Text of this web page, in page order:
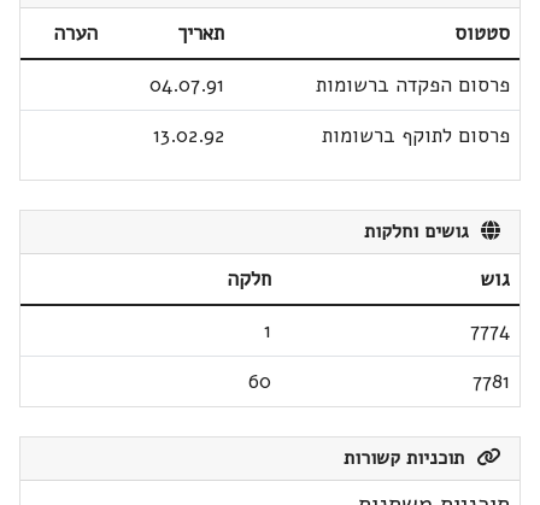
סטטוס תאריך
הערה
פרסום הפקדה ברשומות
04.07.91
פרסום לתוקף ברשומות
13.02.92
גושים וחלקות
גוש
חלקה
7774
1
7781
60
תוכניות קשורות